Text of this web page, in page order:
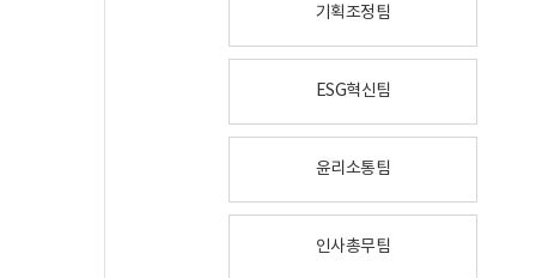
기획조정팀
ESG혁신팀
윤리소통팀
인사총무팀